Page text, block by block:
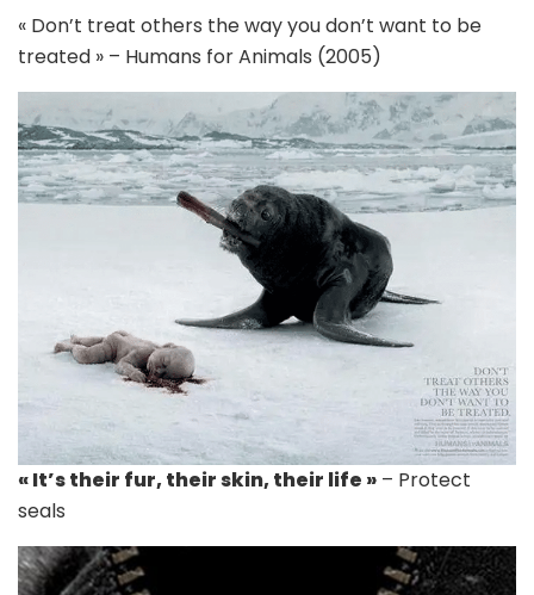
« Don’t treat others the way you don’t want to be
treated » – Humans for Animals (2005)
« It’s their fur, their skin, their life » – Protect
seals